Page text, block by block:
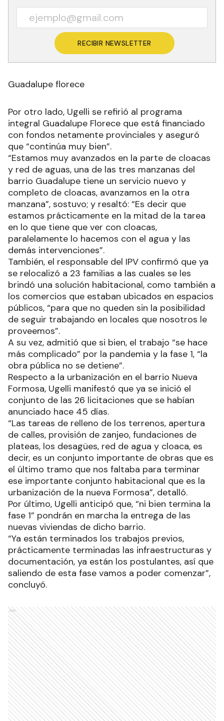
RECIBIR NEWSLETTER
Guadalupe florece
Por otro lado, Ugelli se refirió al programa
integral Guadalupe Florece que está financiado
con fondos netamente provinciales y aseguró
que “continúa muy bien”.
“Estamos muy avanzados en la parte de cloacas
y red de aguas, una de las tres manzanas del
barrio Guadalupe tiene un servicio nuevo y
completo de cloacas, avanzamos en la otra
manzana”, sostuvo; y resaltó: “Es decir que
estamos prácticamente en la mitad de la tarea
en lo que tiene que ver con cloacas,
paralelamente lo hacemos con el agua y las
demás intervenciones”.
También, el responsable del IPV confirmó que ya
se relocalizó a 23 familias a las cuales se les
brindó una solución habitacional, como también a
los comercios que estaban ubicados en espacios
públicos, “para que no queden sin la posibilidad
de seguir trabajando en locales que nosotros le
proveemos”.
A su vez, admitió que si bien, el trabajo “se hace
más complicado” por la pandemia y la fase 1, “la
obra pública no se detiene”.
Respecto a la urbanización en el barrio Nueva
Formosa, Ugelli manifestó que ya se inició el
conjunto de las 26 licitaciones que se habían
anunciado hace 45 días.
“Las tareas de relleno de los terrenos, apertura
de calles, provisión de zanjeo, fundaciones de
plateas, los desagües, red de agua y cloaca, es
decir, es un conjunto importante de obras que es
el último tramo que nos faltaba para terminar
ese importante conjunto habitacional que es la
urbanización de la nueva Formosa”, detalló.
Por último, Ugelli anticipó que, “ni bien termina la
fase 1” pondrán en marcha la entrega de las
nuevas viviendas de dicho barrio.
“Ya están terminados los trabajos previos,
prácticamente terminadas las infraestructuras y
documentación, ya están los postulantes, así que
saliendo de esta fase vamos a poder comenzar”,
concluyó.
Ads